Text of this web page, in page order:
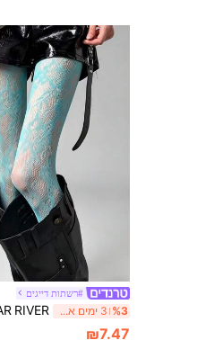
#רשתות דייגים
%3 3 ימים אחרונים
₪7.47